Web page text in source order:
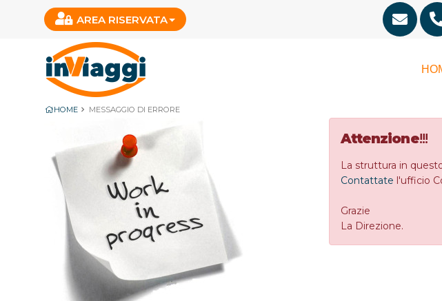
AREA RISERVATA
HOME MESSAGGIO DI ERRORE
Attenzione!!!
La struttura in
Contattate l'ufficio
Grazie
La Direzione.